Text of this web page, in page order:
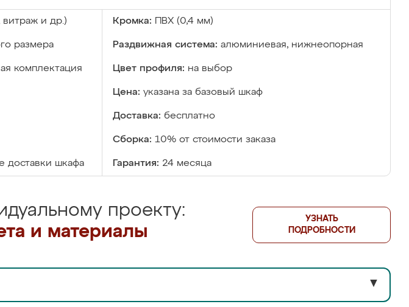
и др.) Кромка: ПВХ (0,4 мм)
размера Раздвижная система: алюминиевая, нижнеопорная
комплектация Цвет профиля: на выбор
Цена: указана за базовый шкаф
Доставка: бесплатно
Сборка: 10% от стоимости заказа
доставки шкафа Гарантия: 24 месяца
проекту:
и материалы
УЗНАТЬ
ПОДРОБНОСТИ
▼